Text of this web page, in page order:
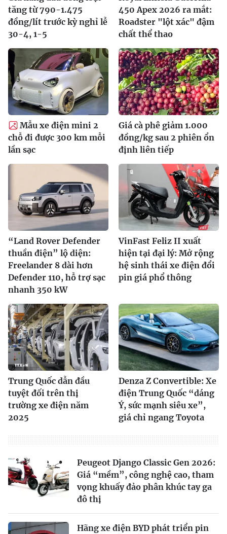
tăng từ 790-1.475
đồng/lít trước kỳ nghỉ lễ
30-4, 1-5
450 Apex 2026 ra mắt:
Roadster "lột xác" đậm
chất thể thao
Mẫu xe điện mini 2
chỗ đi được 300 km mỗi
lần sạc
Giá cà phê giảm 1.000
đồng/kg sau 2 phiên ổn
định liên tiếp
“Land Rover Defender
thuần điện” lộ diện:
Freelander 8 dài hơn
Defender 110, hỗ trợ sạc
nhanh 350 kW
VinFast Feliz II xuất
hiện tại đại lý: Mở rộng
hệ sinh thái xe điện đổi
pin giá phổ thông
Trung Quốc dẫn đầu
tuyệt đối trên thị
trường xe điện năm
2025
Denza Z Convertible: Xe
điện Trung Quốc “dáng
Ý, sức mạnh siêu xe”,
giá chỉ ngang Toyota
Peugeot Django Classic Gen 2026:
Giá “mềm”, công nghệ cao, tham
vọng khuấy đảo phân khúc tay ga
đô thị
Hãng xe điện BYD phát triển pin